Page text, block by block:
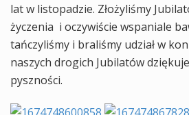
lat w listopadzie. Złożyliśmy
życzenia i oczywiście wspaniale
tańczyliśmy i braliśmy udział w
naszych drogich Jubilatów
pyszności.